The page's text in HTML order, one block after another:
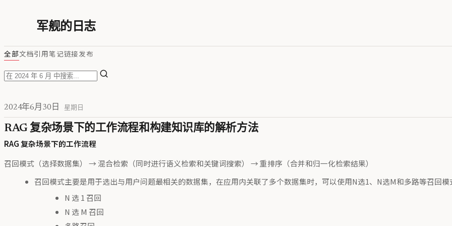
军舰的日志
全部文档引用笔记链接发布
2024年6月30日 星期日
RAG 复杂场景下的工作流程和构建知识库的解析方法
RAG 复杂场景下的工作流程
召回模式（选择数据集） → 混合检索（同时进行语义检索和关键词搜索） → 重排序（合并和归一化检索结果）
召回模式主要是用于选出与用户问题最相关的数据集，在应用内关联了多个数据集时，可以使用N选1、N选M和多路等召回模
N 选 1 召回
N 选 M 召回